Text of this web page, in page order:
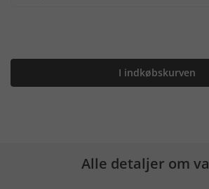
I indkøbskurven
Alle detaljer om